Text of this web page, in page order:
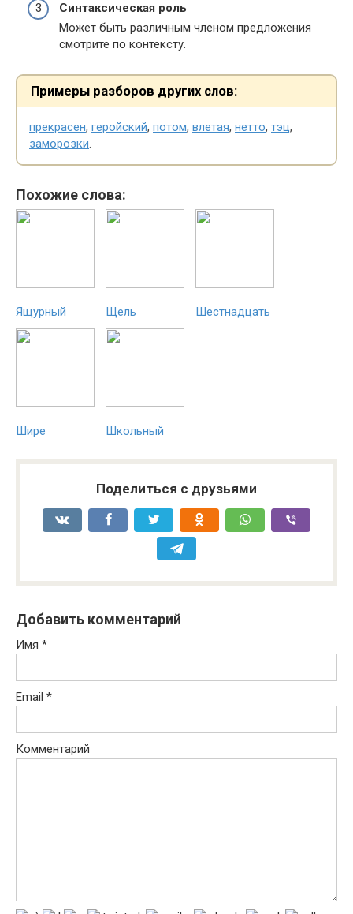
Синтаксическая роль
Может быть различным членом предложения
смотрите по контексту.
Примеры разборов других слов:
прекрасен, геройский, потом, влетая, нетто, тэц,
заморозки
Похожие слова:
Ящурный Щель Шестнадцать
Шире Школьный
Поделиться с друзьями
Добавить комментарий
Имя *
Email *
Комментарий